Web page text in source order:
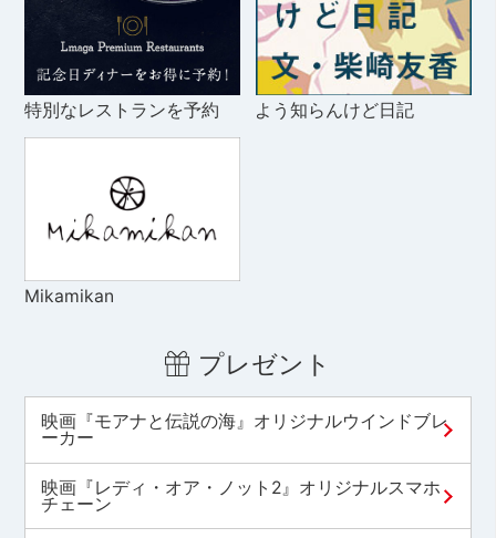
特別なレストランを予約 よう知らんけど日記
Mikamikan
プレゼント
映画『モアナと伝説の海』オリジナルウインドブレ
ーカー
映画『レディ・オア・ノット2』オリジナルスマホ
チェーン